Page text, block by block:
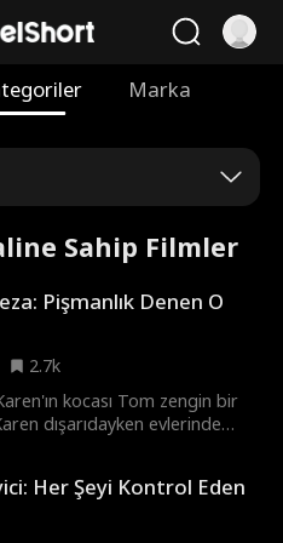
Marka
Sahip Filmler
Pişmanlık Denen O
2.7k
kocası Tom zengin bir
dışarıdayken evlerinde
Merry, itfaiye şefi Bob'un
aracıyla Anna'yı ameliyat
Her Şeyi Kontrol Eden